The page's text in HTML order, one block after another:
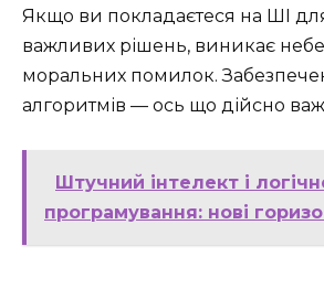
Якщо ви покладаєтеся на ШІ
важливих рішень, виникає
моральних помилок.
алгоритмів — ось що дійсно
Штучний інтелект і
програмування: нові